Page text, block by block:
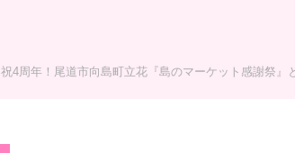
祝4周年！尾道市向島町立花『島のマーケット感謝祭』